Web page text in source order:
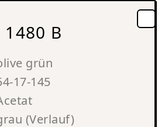
1480 B
grün
17-145
(Verlauf)